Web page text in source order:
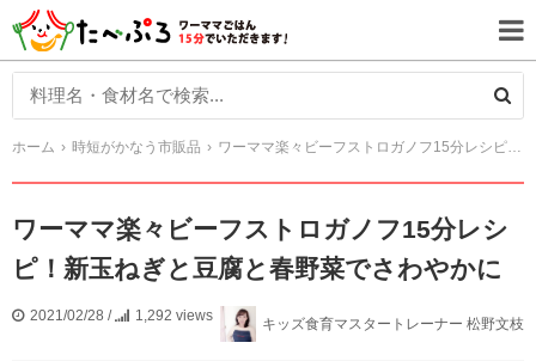
ホーム 時短がかなう市販品 ワーママ楽々ビーフストロガノフ15分レシピ！新玉ねぎと豆腐と春野菜でさわやかに
ワーママ楽々ビーフストロガノフ15分レシ
ピ！新玉ねぎと豆腐と春野菜でさわやかに
2021/02/28 / 1,292 views キッズ食育マスタートレーナー 松野文枝